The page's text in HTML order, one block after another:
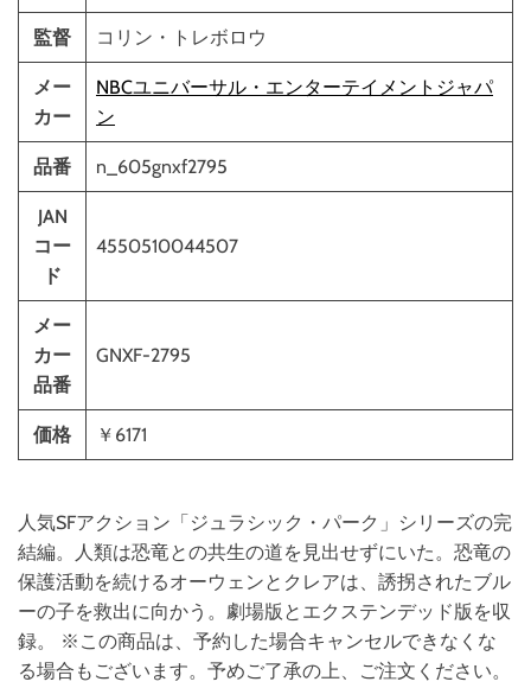
監督 コリン・トレボロウ
メー
カー
NBCユニバーサル・エンターテイメントジャパ
ン
品番 n_605gnxf2795
JAN
コー
ド
4550510044507
メー
カー
品番
GNXF-2795
価格 ￥6171
人気SFアクション「ジュラシック・パーク」シリーズの完
結編。人類は恐竜との共生の道を見出せずにいた。恐竜の
保護活動を続けるオーウェンとクレアは、誘拐されたブル
ーの子を救出に向かう。劇場版とエクステンデッド版を収
録。 ※この商品は、予約した場合キャンセルできなくな
る場合もございます。予めご了承の上、ご注文ください。